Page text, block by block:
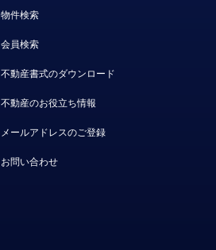
物件検索
会員検索
不動産書式のダウンロード
不動産のお役立ち情報
メールアドレスのご登録
お問い合わせ